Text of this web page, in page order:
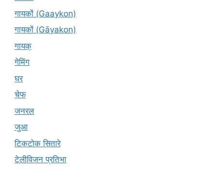
गायकों (Gaaykon)
गायकों (Gāyakon)
गायक्
गेमिंग
घर
चेफ
जनरल
जुआ
टिकटोक सितारे
टेलीविजन प्रतिभा